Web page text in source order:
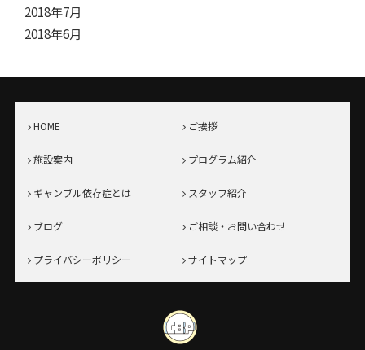
2018年7月
2018年6月
HOME ご挨拶
施設案内 プログラム紹介
ギャンブル依存症とは スタッフ紹介
ブログ ご相談・お問い合わせ
プライバシーポリシー サイトマップ